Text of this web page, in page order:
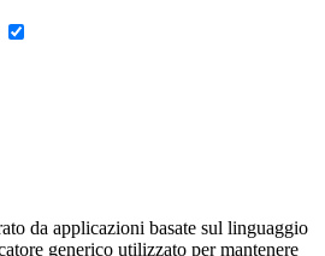
da applicazioni basate sul linguaggio
generico utilizzato per mantenere